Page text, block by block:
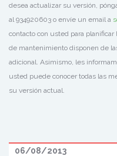
desea actualizar su versión,
al 934920603 o envíe un email a
contacto con usted para
de mantenimiento disponen de
adicional. Asimismo, les
usted puede conocer todas las
su versión actual.
06/08/2013